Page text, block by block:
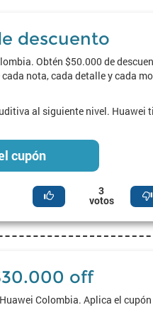
descuento
Obtén $50.000 de
nota, cada detalle y cada
al siguiente nivel. Huawei
cupón
3
votos
off
Colombia. Aplica el